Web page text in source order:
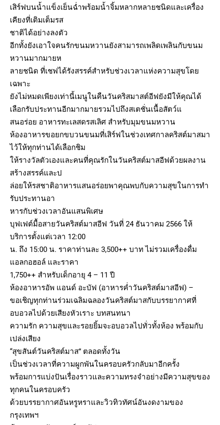
เสิร์ฟบนน้ำแข็งเย็นฉ่ำพร้อมน้ำจิ้มหลากหลายชนิดและเครื่อง
เคียงที่เติมเต็มรส
ชาติได้อย่างลงตัว
อีกทั้งยังเอาใจคนรักขนมหวานยังสามารถเพลิดเพลินกับขนม
หวานมากมายห
ลายชนิด ที่เชฟได้รังสรรค์สำหรับช่วงเวลาแห่งความสุขโดย
เฉพาะ
ยังไม่หมดเพียงเท่านี้เมนูในคืนวันคริสมาสต์อีฟยังมีให้คุณได้
เลือกรับประทานอีกมากมายรวมไปถึงสเตชั่นเนื้อสัตว์แ
สนอร่อย อาหารทะเลสดรสเลิศ สำหรับมุมขนมหวาน
ห้องอาหารขอยกขบวนขนมที่เสิร์ฟในช่วงเทศกาลคริสต์มาสมา
ไว้ให้ทุกท่านได้เลือกชิม
ให้รางวัลตัวเองและคนที่คุณรักในวันคริสต์มาสอีฟด้วยผลงาน
สร้างสรรค์และป
ล่อยให้รสชาติอาหารแสนอร่อยพาคุณพบกับความสุขในการทำ
รับประทานอา
หารกับช่วงเวลาอันแสนพิเศษ
บุฟเฟต์มื้อสายวันคริสต์มาสอีฟ วันที่ 24 ธันวาคม 2566 ให้
บริการตั้งแต่เวลา 12:00
น. ถึง 15:00 น. ราคาท่านละ 3,500++ บาท ไม่รวมเครื่องดื่ม
แอลกอฮอล์ และราคา
1,750++ สำหรับเด็กอายุ 4 – 11 ปี
ห้องอาหารอัพ แอนด์ อะบัฟ (อาหารค่ำวันคริสต์มาสอีฟ) –
ขอเชิญทุกท่านร่วมเฉลิมฉลองวันคริสต์มาสกับบรรยากาศที่
อบอวลไปด้วยเสียงหัวเราะ บทสนทนา
ความรัก ความสุขและรอยยิ้มจะอบอวลไปทั่วทั้งห้อง พร้อมกับ
เปล่งเสียง
“สุขสันต์วันคริสต์มาส” ตลอดทั้งวัน
เป็นช่วงเวลาที่ความผูกพันในครอบครัวกลับมาอีกครั้ง
พร้อมการแบ่งปันเรื่องราวและความทรงจำอย่างมีความสุขของ
ทุกคนในครอบครัว
ด้วยบรรยากาศอันหรูหราและวิวทิวทัศน์อันงดงามของ
กรุงเทพฯ